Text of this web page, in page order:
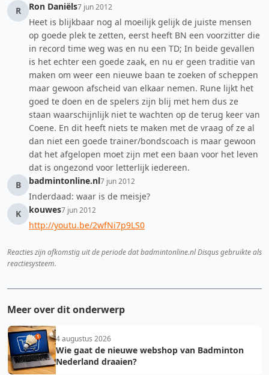
R
Ron Daniëls7 jun 2012
Heet is blijkbaar nog al moeilijk gelijk de juiste mensen
op goede plek te zetten, eerst heeft BN een voorzitter die
in record time weg was en nu een TD; In beide gevallen
is het echter een goede zaak, en nu er geen traditie van
maken om weer een nieuwe baan te zoeken of scheppen
maar gewoon afscheid van elkaar nemen. Rune lijkt het
goed te doen en de spelers zijn blij met hem dus ze
staan waarschijnlijk niet te wachten op de terug keer van
Coene. En dit heeft niets te maken met de vraag of ze al
dan niet een goede trainer/bondscoach is maar gewoon
dat het afgelopen moet zijn met een baan voor het leven
dat is ongezond voor letterlijk iedereen.
B
badmintonline.nl7 jun 2012
Inderdaad: waar is de meisje?
K
kouwes7 jun 2012
http://youtu.be/2wfNi7p9LS0
Reacties zijn afkomstig uit de periode dat badmintonline.nl Disqus gebruikte als
reactiesysteem.
Meer over dit onderwerp
4 augustus 2026
Wie gaat de nieuwe webshop van Badminton
Nederland draaien?